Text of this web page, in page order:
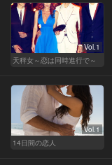
Vol.1
天秤女～恋は同時進行で～
Vol.1
14日間の恋人